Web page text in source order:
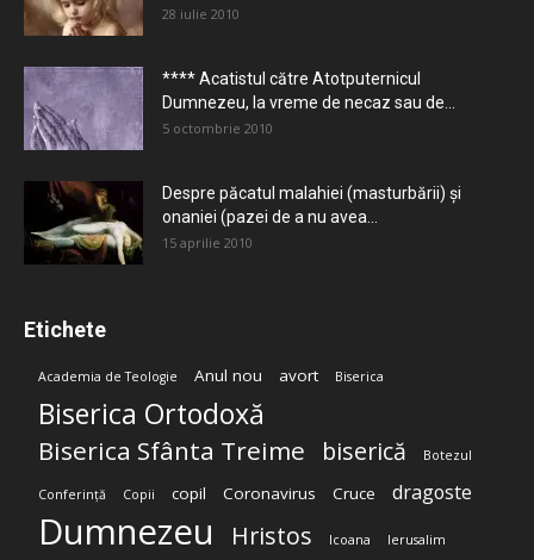
28 iulie 2010
**** Acatistul către Atotputernicul
Dumnezeu, la vreme de necaz sau de...
5 octombrie 2010
Despre păcatul malahiei (masturbării) şi
onaniei (pazei de a nu avea...
15 aprilie 2010
Etichete
Academia de Teologie Anul nou avort Biserica
Biserica Ortodoxă
Biserica Sfânta Treime biserică Botezul
Conferință Copii copil Coronavirus Cruce dragoste
Dumnezeu Hristos Icoana Ierusalim